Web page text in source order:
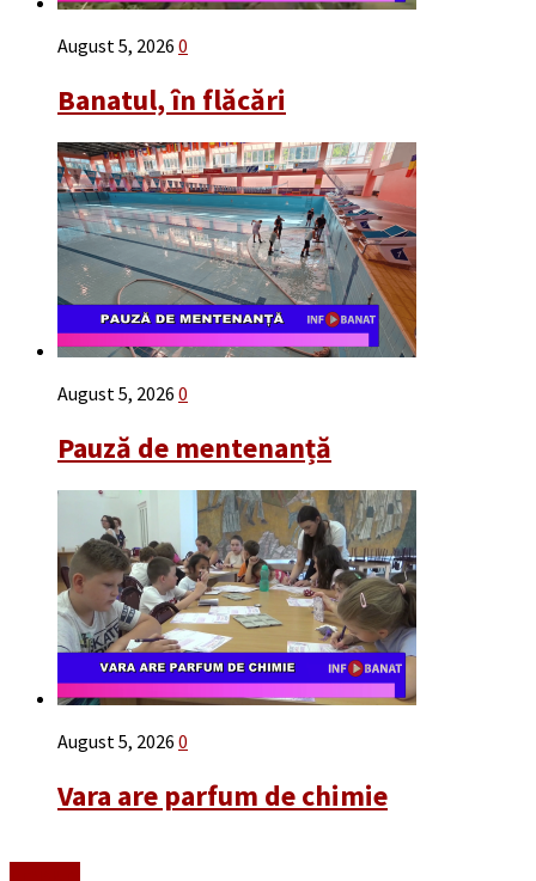
August 5, 2026 0
Banatul, în flăcări
August 5, 2026 0
Pauză de mentenanță
August 5, 2026 0
Vara are parfum de chimie